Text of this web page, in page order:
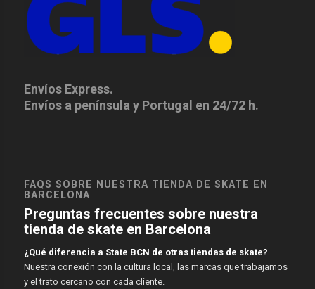
Envíos Express.
Envíos a península y Portugal en 24/72 h.
FAQS SOBRE NUESTRA TIENDA DE SKATE EN
BARCELONA
Preguntas frecuentes sobre nuestra
tienda de skate en Barcelona
¿Qué diferencia a State BCN de otras tiendas de skate?
Nuestra conexión con la cultura local, las marcas que trabajamos
y el trato cercano con cada cliente.